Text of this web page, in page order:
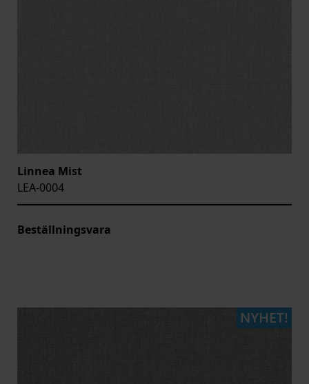
Linnea Mist
LEA-0004
Beställningsvara